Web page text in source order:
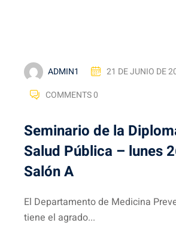
ADMIN1
21 DE JUNIO DE
COMMENTS 0
Seminario de la
Salud Pública – lunes
Salón A
El Departamento de Medicina
tiene el agrado...